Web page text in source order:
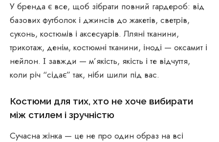
У бренда є все, щоб зібрати повний гардероб: від
базових футболок і джинсів до жакетів, светрів,
суконь, костюмів і аксесуарів. Лляні тканини,
трикотаж, денім, костюмні тканини, іноді — оксамит і
нейлон. І завжди — м’якість, якість і те відчуття,
коли річ “сідає” так, ніби шили під вас.
Костюми для тих, хто не хоче вибирати
між стилем і зручністю
Сучасна жінка — це не про один образ на всі